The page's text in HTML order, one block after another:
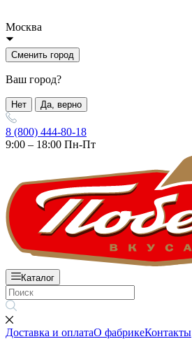
Москва
Сменить город
Ваш город?
Нет Да, верно
8 (800) 444-80-18
9:00 – 18:00 Пн-Пт
Каталог
Доставка и оплатаО фабрикеКонтакты